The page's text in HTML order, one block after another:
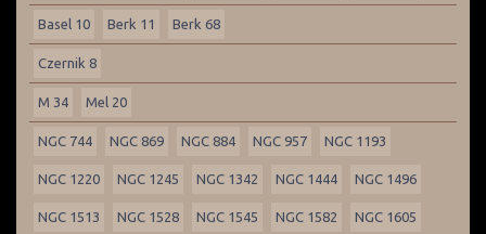
Basel 10 Berk 11 Berk 68
Czernik 8
M 34 Mel 20
NGC 744 NGC 869 NGC 884 NGC 957 NGC 1193
NGC 1220 NGC 1245 NGC 1342 NGC 1444 NGC 1496
NGC 1513 NGC 1528 NGC 1545 NGC 1582 NGC 1605